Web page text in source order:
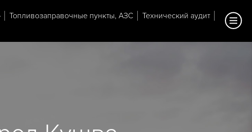
Топливозаправочные пункты, АЗС
Технический аудит